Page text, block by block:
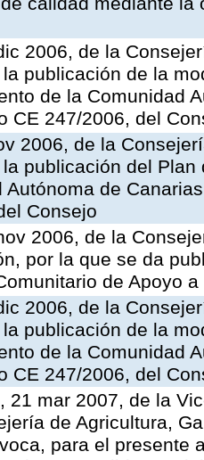
2006, de la
publicación de la
de la Comunidad
CE 247/2006, del
2006, de la
publicación del
Autónoma de
Consejo
2006, de la
por la que se da
de Apoyo
2006, de la
publicación de la
de la Comunidad
CE 247/2006, del
21 mar 2007, de la
de Agricultura,
para el presente